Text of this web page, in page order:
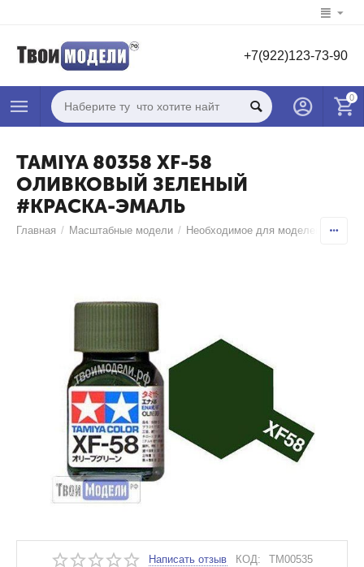
+7(922)123-73-90
0
TAMIYA 80358 XF-58
ОЛИВКОВЫЙ ЗЕЛЕНЫЙ
#КРАСКА-ЭМАЛЬ
Главная / Масштабные модели / Необходимое для моделей
Написать отзыв КОД: TM00535